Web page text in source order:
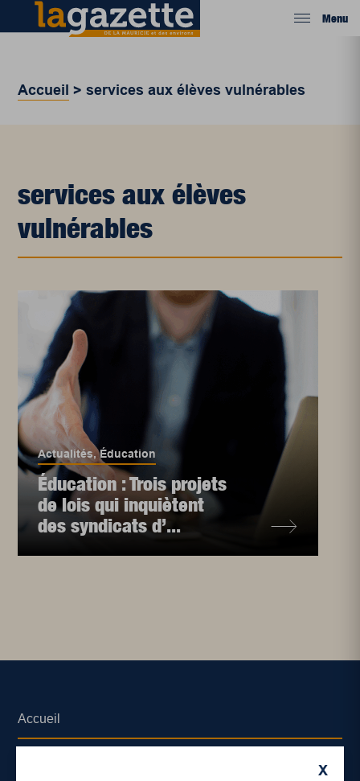
Menu
Accueil >services aux élèves vulnérables
services aux élèves
vulnérables
Actualités,Éducation
Éducation : Trois projets
de lois qui inquiètent
des syndicats d’...
X
Accueil